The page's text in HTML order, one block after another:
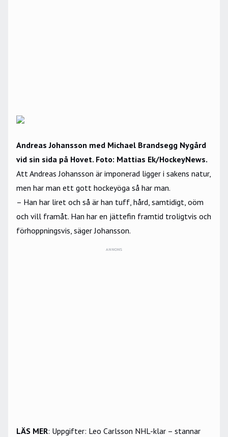
Andreas Johansson med Michael Brandsegg Nygård
vid sin sida på Hovet. Foto: Mattias Ek/HockeyNews.
Att Andreas Johansson är imponerad ligger i sakens natur,
men har man ett gott hockeyöga så har man.
– Han har liret och så är han tuff, hård, samtidigt, oöm
och vill framåt. Han har en jättefin framtid troligtvis och
förhoppningsvis, säger Johansson.
ANNONS
LÄS MER: Uppgifter: Leo Carlsson NHL-klar – stannar